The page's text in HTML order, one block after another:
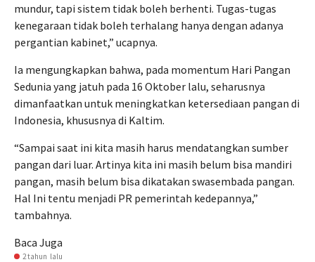
mundur, tapi sistem tidak boleh berhenti. Tugas-tugas
kenegaraan tidak boleh terhalang hanya dengan adanya
pergantian kabinet,” ucapnya.
Ia mengungkapkan bahwa, pada momentum Hari Pangan
Sedunia yang jatuh pada 16 Oktober lalu, seharusnya
dimanfaatkan untuk meningkatkan ketersediaan pangan di
Indonesia, khususnya di Kaltim.
“Sampai saat ini kita masih harus mendatangkan sumber
pangan dari luar. Artinya kita ini masih belum bisa mandiri
pangan, masih belum bisa dikatakan swasembada pangan.
Hal Ini tentu menjadi PR pemerintah kedepannya,”
tambahnya.
Baca Juga
2 tahun lalu